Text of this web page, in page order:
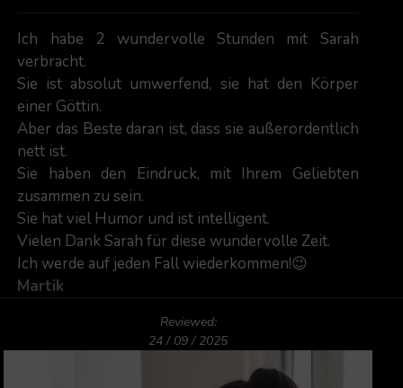
Ich habe 2 wundervolle Stunden mit Sarah
verbracht.
Sie ist absolut umwerfend, sie hat den Körper
einer Göttin.
Aber das Beste daran ist, dass sie außerordentlich
nett ist.
Sie haben den Eindruck, mit Ihrem Geliebten
zusammen zu sein.
Sie hat viel Humor und ist intelligent.
Vielen Dank Sarah für diese wundervolle Zeit.
Ich werde auf jeden Fall wiederkommen!😉
Martik
Reviewed:
24 / 09 / 2025